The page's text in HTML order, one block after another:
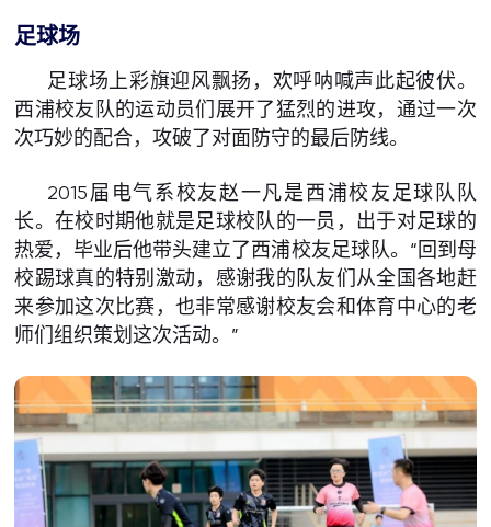
足球场
足球场上彩旗迎风飘扬，欢呼呐喊声此起彼伏。
西浦校友队的运动员们展开了猛烈的进攻，通过一次
次巧妙的配合，攻破了对面防守的最后防线。
2015届电气系校友赵一凡是西浦校友足球队队
长。在校时期他就是足球校队的一员，出于对足球的
热爱，毕业后他带头建立了西浦校友足球队。“回到母
校踢球真的特别激动，感谢我的队友们从全国各地赶
来参加这次比赛，也非常感谢校友会和体育中心的老
师们组织策划这次活动。”